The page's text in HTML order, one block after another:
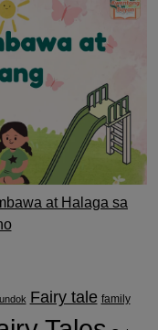
at Halaga sa
Fairy tale family